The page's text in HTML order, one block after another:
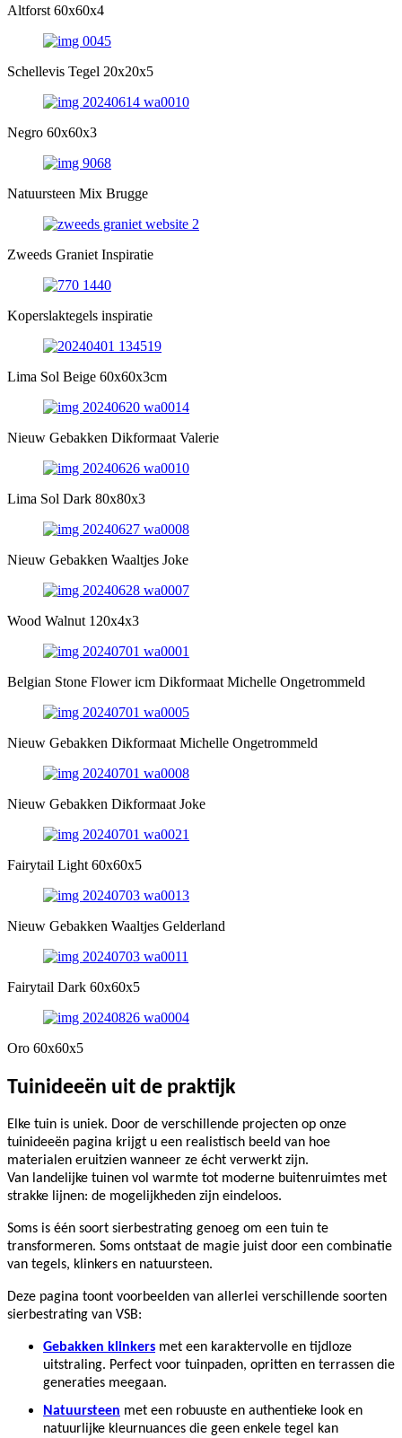
Altforst 60x60x4
Schellevis Tegel 20x20x5
Negro 60x60x3
Natuursteen Mix Brugge
Zweeds Graniet Inspiratie
Koperslaktegels inspiratie
Lima Sol Beige 60x60x3cm
Nieuw Gebakken Dikformaat Valerie
Lima Sol Dark 80x80x3
Nieuw Gebakken Waaltjes Joke
Wood Walnut 120x4x3
Belgian Stone Flower icm Dikformaat Michelle Ongetrommeld
Nieuw Gebakken Dikformaat Michelle Ongetrommeld
Nieuw Gebakken Dikformaat Joke
Fairytail Light 60x60x5
Nieuw Gebakken Waaltjes Gelderland
Fairytail Dark 60x60x5
Oro 60x60x5
Tuinideeën uit de praktijk
Elke tuin is uniek. Door de verschillende projecten op onze
tuinideeën pagina krijgt u een realistisch beeld van hoe
materialen eruitzien wanneer ze écht verwerkt zijn.
Van landelijke tuinen vol warmte tot moderne buitenruimtes met
strakke lijnen: de mogelijkheden zijn eindeloos.
Soms is één soort sierbestrating genoeg om een tuin te
transformeren. Soms ontstaat de magie juist door een combinatie
van tegels, klinkers en natuursteen.
Deze pagina toont voorbeelden van allerlei verschillende soorten
sierbestrating van VSB:
Gebakken klinkers met een karaktervolle en tijdloze
uitstraling. Perfect voor tuinpaden, opritten en terrassen die
generaties meegaan.
Natuursteen met een robuuste en authentieke look en
natuurlijke kleurnuances die geen enkele tegel kan